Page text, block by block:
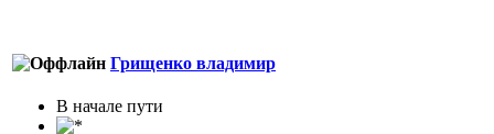
Грищенко владимир
В начале пути